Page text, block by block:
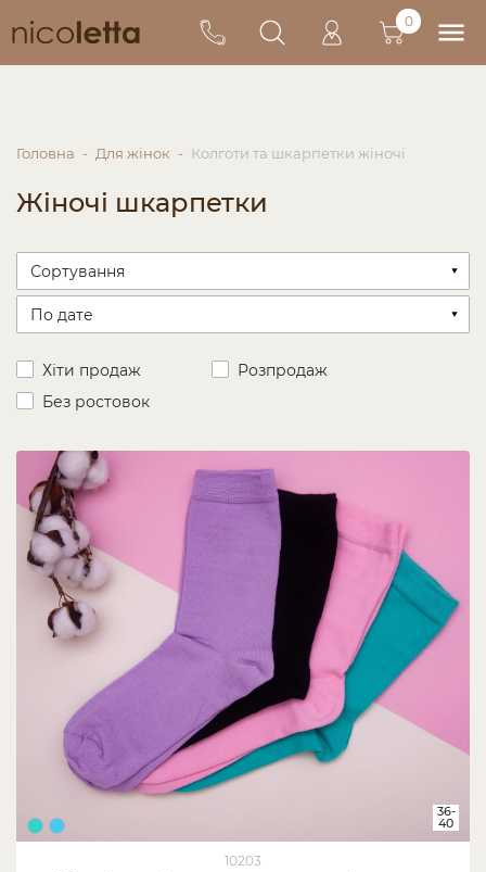
0
Головна Для жінок Колготи та шкарпетки жіночі
Жіночі шкарпетки
Хіти продаж
Розпродаж
Без ростовок
10203
36-
40